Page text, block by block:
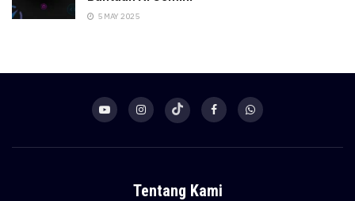
5 MAY 2025
Tentang Kami